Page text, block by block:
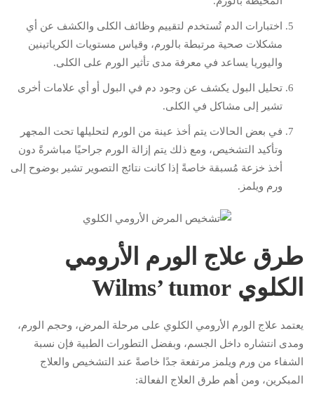
اختبارات الدم تُستخدم لتقييم وظائف الكلى والكشف عن أي
مشكلات صحية مرتبطة بالورم، وقياس مستويات الكرياتينين
واليوريا يساعد في معرفة مدى تأثير الورم على الكلى.
تحليل البول يكشف عن وجود دم في البول أو أي علامات أخرى
تشير إلى مشاكل في الكلى.
في بعض الحالات يتم أخذ عينة من الورم لتحليلها تحت المجهر
وتأكيد التشخيص، ومع ذلك يتم إزالة الورم جراحيًا مباشرةً دون
أخذ خزعة مُسبقة خاصةً إذا كانت نتائج التصوير تشير بوضوح إلى
ورم ويلمز.
طرق علاج الورم الأرومي
الكلوي Wilms’ tumor
يعتمد علاج الورم الأرومي الكلوي على مرحلة المرض، وحجم الورم،
ومدى انتشاره داخل الجسم، وبفضل التطورات الطبية فإن نسبة
الشفاء من ورم ويلمز مرتفعة جدًا خاصةً عند التشخيص والعلاج
المبكرين، ومن أهم طرق العلاج الفعالة: